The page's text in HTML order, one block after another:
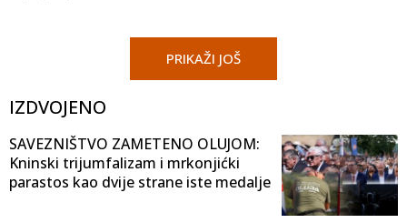
PRIKAŽI JOŠ
IZDVOJENO
SAVEZNIŠTVO ZAMETENO OLUJOM:
Kninski trijumfalizam i mrkonjićki
parastos kao dvije strane iste medalje